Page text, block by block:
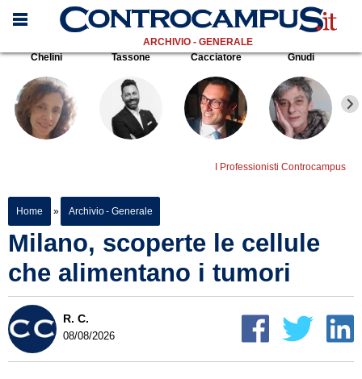
ARCHIVIO - GENERALE
Chelini
Tassone Cacciatore Gnudi
I Professionisti Controcampus
Home » Archivio - Generale
Milano, scoperte le cellule
che alimentano i tumori
R. C.
08/08/2026